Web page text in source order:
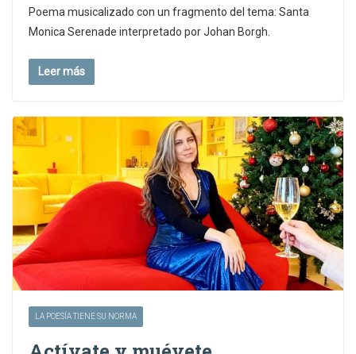
Poema musicalizado con un fragmento del tema: Santa
Monica Serenade interpretado por Johan Borgh.
Leer más
LA POESÍA TIENE SU NORMA